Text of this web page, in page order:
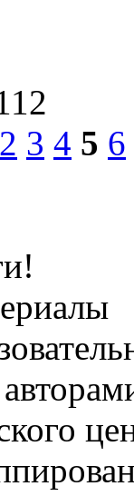
2 3 4 5 6